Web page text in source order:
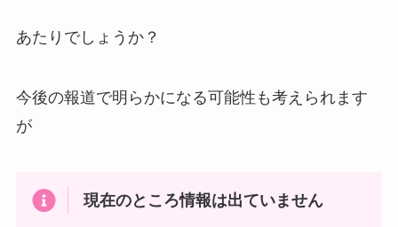
あたりでしょうか？
今後の報道で明らかになる可能性も考えられます
が
現在のところ情報は出ていません